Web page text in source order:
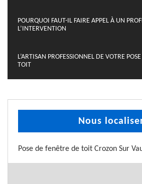
POURQUOI FAUT-IL FAIRE APPEL À UN
L’INTERVENTION
L’ARTISAN PROFESSIONNEL DE VOTRE
TOIT
Nous
Pose de fenêtre de toit Crozon Sur